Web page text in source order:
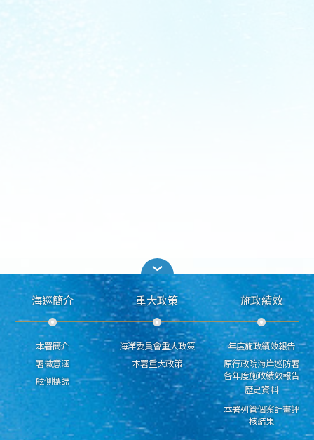
海巡簡介
本署簡介
署徽意涵
舷側標誌
重大政策
海洋委員會重大政策
本署重大政策
施政績效
年度施政績效報告
原行政院海岸巡防署
各年度施政績效報告
歷史資料
本署列管個案計畫評
核結果